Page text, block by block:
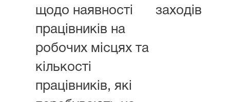
щодо наявності
працівників на
робочих місцях та
кількості
працівників, які
заходів